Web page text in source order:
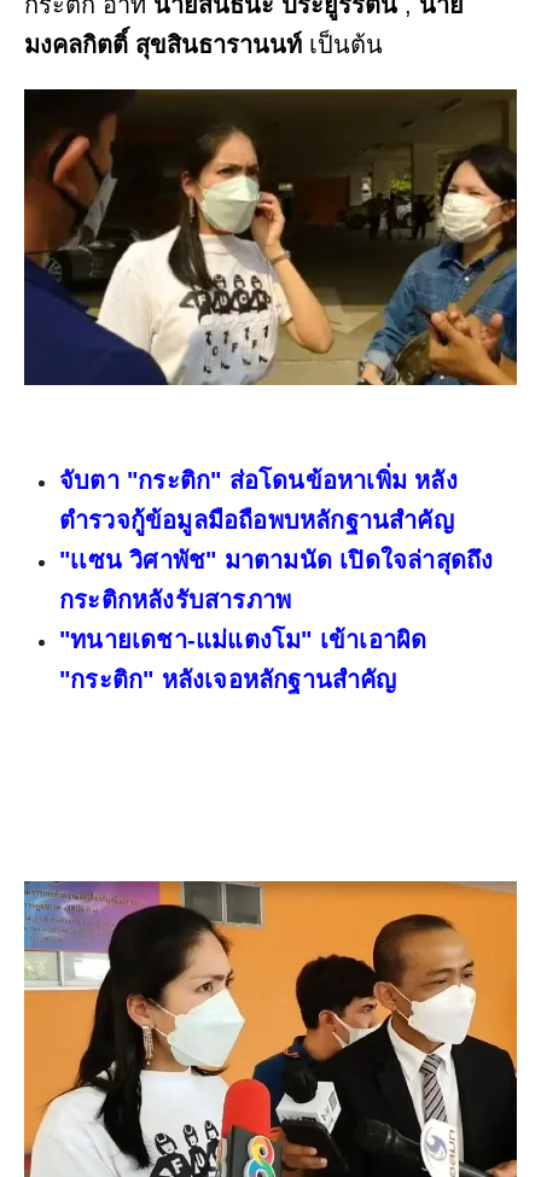
มงคลกิตติ์ สุขสินธารานนท์ เป็นต้น
จับตา "กระติก" ส่อโดนข้อหาเพิ่ม หลัง
ตำรวจกู้ข้อมูลมือถือพบหลักฐานสำคัญ
"เเซน วิศาพัช" มาตามนัด เปิดใจล่าสุดถึง
กระติกหลังรับสารภาพ
"ทนายเดชา-แม่แตงโม" เข้าเอาผิด
"กระติก" หลังเจอหลักฐานสำคัญ